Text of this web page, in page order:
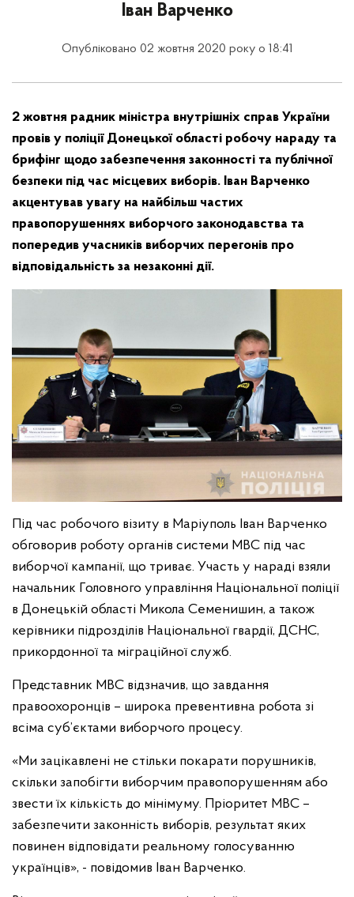
Іван Варченко
Опубліковано 02 жовтня 2020 року о 18:41
2 жовтня радник міністра внутрішніх справ України
провів у поліції Донецької області робочу нараду та
брифінг щодо забезпечення законності та публічної
безпеки під час місцевих виборів. Іван Варченко
акцентував увагу на найбільш частих
правопорушеннях виборчого законодавства та
попередив учасників виборчих перегонів про
відповідальність за незаконні дії.
Під час робочого візиту в Маріуполь Іван Варченко
обговорив роботу органів системи МВС під час
виборчої кампанії, що триває. Участь у нараді взяли
начальник Головного управління Національної поліції
в Донецькій області Микола Семенишин, а також
керівники підрозділів Національної гвардії, ДСНС,
прикордонної та міграційної служб.
Представник МВС відзначив, що завдання
правоохоронців – широка превентивна робота зі
всіма суб’єктами виборчого процесу.
«Ми зацікавлені не стільки покарати порушників,
скільки запобігти виборчим правопорушенням або
звести їх кількість до мінімуму. Пріоритет МВС –
забезпечити законність виборів, результат яких
повинен відповідати реальному голосуванню
українців», - повідомив Іван Варченко.